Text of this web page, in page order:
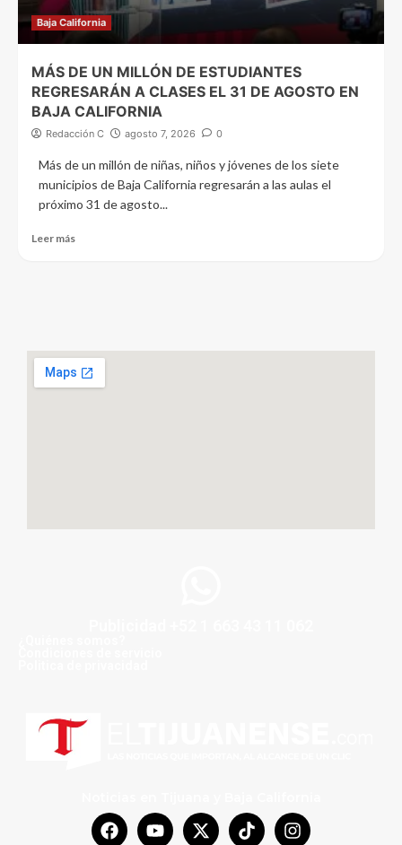
Baja California
MÁS DE UN MILLÓN DE ESTUDIANTES
REGRESARÁN A CLASES EL 31 DE AGOSTO EN
BAJA CALIFORNIA
Redacción C agosto 7, 2026 0
Más de un millón de niñas, niños y jóvenes de los siete
municipios de Baja California regresarán a las aulas el
próximo 31 de agosto...
Leer más